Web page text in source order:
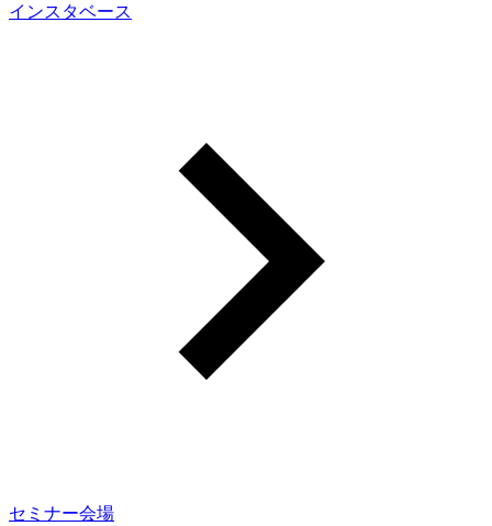
インスタベース
セミナー会場